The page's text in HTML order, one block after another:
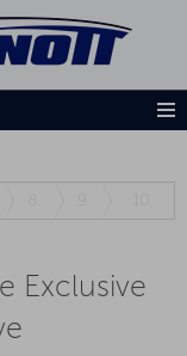
Exclusive